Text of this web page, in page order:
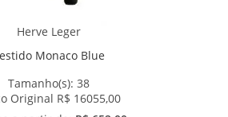
Herve Leger
Monaco Blue
Tamanho(s): 38
Original R$ 16055,00